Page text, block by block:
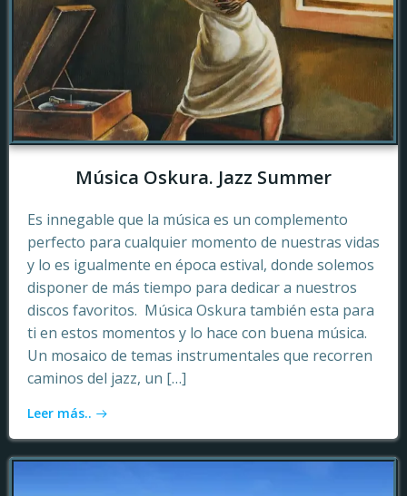
Música Oskura. Jazz Summer
Es innegable que la música es un complemento
perfecto para cualquier momento de nuestras vidas
y lo es igualmente en época estival, donde solemos
disponer de más tiempo para dedicar a nuestros
discos favoritos. Música Oskura también esta para
ti en estos momentos y lo hace con buena música.
Un mosaico de temas instrumentales que recorren
caminos del jazz, un […]
Leer más..